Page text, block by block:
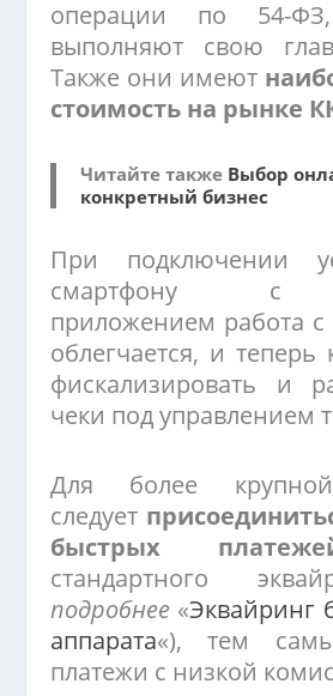
операции по 54-
выполняют свою
Также они имеют
стоимость на рынке
Читайте также Выбор
конкретный бизнес
При подключении
смартфону с
приложением работа
облегчается, и теперь
фискализировать и
чеки под управлением
Для более
следует
быстрых
стандартного
подробнее «Эквайринг
аппарата«), тем
платежи с низкой